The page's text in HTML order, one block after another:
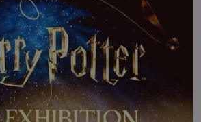
do nich vmíchejte
hladký